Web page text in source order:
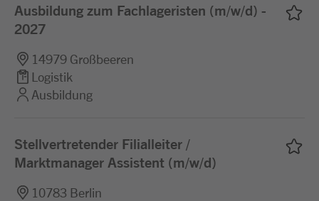
Ausbildung zum Fachlageristen (m/w/d) -
2027
14979 Großbeeren
Logistik
Ausbildung
Stellvertretender Filialleiter /
Marktmanager Assistent (m/w/d)
10783 Berlin